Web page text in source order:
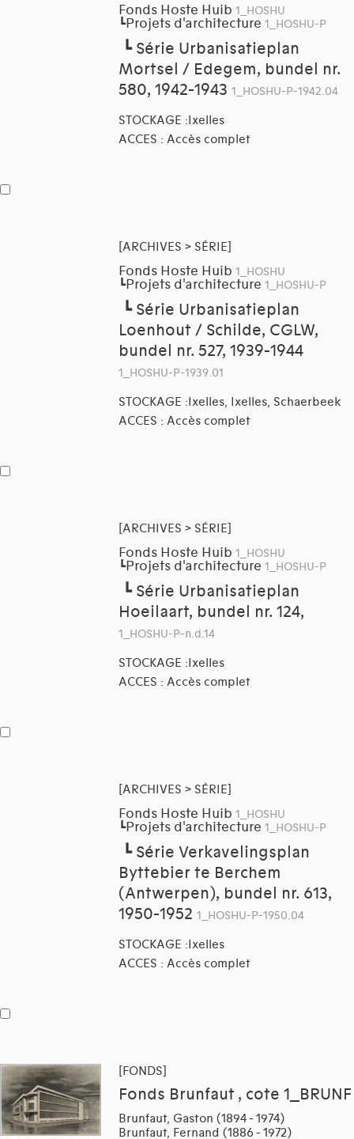
Fonds Hoste Huib 1_HOSHU
┗Projets d'architecture 1_HOSHU-P
┗ Série Urbanisatieplan
Mortsel / Edegem, bundel nr.
580, 1942-1943 1_HOSHU-P-1942.04
STOCKAGE :Ixelles
ACCES : Accès complet
[ARCHIVES > SÉRIE]
Fonds Hoste Huib 1_HOSHU
┗Projets d'architecture 1_HOSHU-P
┗ Série Urbanisatieplan
Loenhout / Schilde, CGLW,
bundel nr. 527, 1939-1944
1_HOSHU-P-1939.01
STOCKAGE :Ixelles, Ixelles, Schaerbeek
ACCES : Accès complet
[ARCHIVES > SÉRIE]
Fonds Hoste Huib 1_HOSHU
┗Projets d'architecture 1_HOSHU-P
┗ Série Urbanisatieplan
Hoeilaart, bundel nr. 124,
1_HOSHU-P-n.d.14
STOCKAGE :Ixelles
ACCES : Accès complet
[ARCHIVES > SÉRIE]
Fonds Hoste Huib 1_HOSHU
┗Projets d'architecture 1_HOSHU-P
┗ Série Verkavelingsplan
Byttebier te Berchem
(Antwerpen), bundel nr. 613,
1950-1952 1_HOSHU-P-1950.04
STOCKAGE :Ixelles
ACCES : Accès complet
[FONDS]
Fonds Brunfaut , cote 1_BRUNF
Brunfaut, Gaston (1894 - 1974)
Brunfaut, Fernand (1886 - 1972)